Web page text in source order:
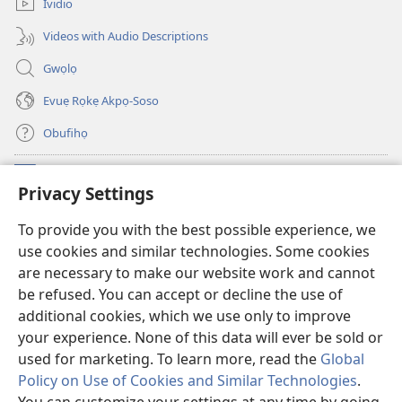
Privacy Settings
To provide you with the best possible experience, we
use cookies and similar technologies. Some cookies
are necessary to make our website work and cannot
be refused. You can accept or decline the use of
additional cookies, which we use only to improve
your experience. None of this data will ever be sold or
used for marketing. To learn more, read the Global
Policy on Use of Cookies and Similar Technologies.
Videos with Audio Descriptions
Gwọlọ
Evuẹ Rọkẹ Akpọ-Soso
Obufihọ
(opens
new
UWOU-EBE ITANẸTE orọ Watchtower
(opens
new
window)JW Hub
(opens
new
window)JW Library